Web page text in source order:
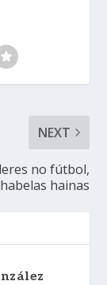
NEXT
no fútbol,
habelas hainas